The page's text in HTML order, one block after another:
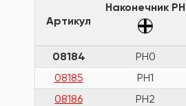
Артикул
Наконечник PH
08184 PH0
08185
PH1
08186
PH2